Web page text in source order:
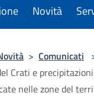
Novità
> Comunicati
Crati e
nelle zone del